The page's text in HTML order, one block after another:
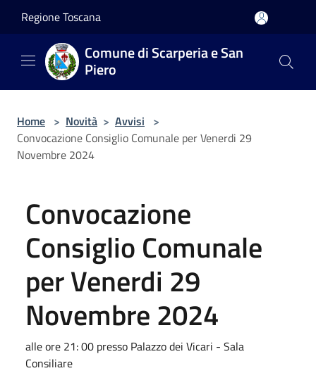
Regione Toscana
Comune di Scarperia e San
Piero
Home > Novità > Avvisi >
Convocazione Consiglio Comunale per Venerdi 29
Novembre 2024
Convocazione
Consiglio Comunale
per Venerdi 29
Novembre 2024
alle ore 21: 00 presso Palazzo dei Vicari - Sala
Consiliare